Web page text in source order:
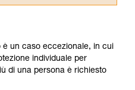
tecnica per poter
informazioni.
tecniche richiede una
specifico.
un caso eccezionale, in cui
individuale per
di una persona è richiesto